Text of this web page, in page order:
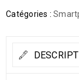
Catégories :